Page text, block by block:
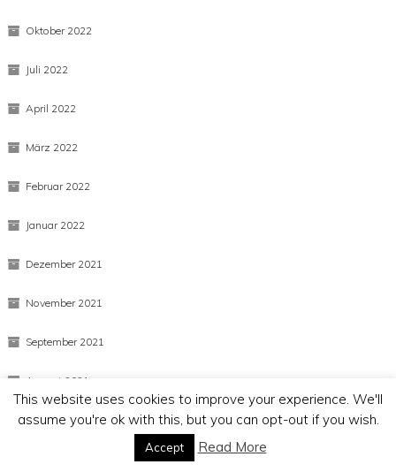
Oktober 2022
Juli 2022
April 2022
März 2022
Februar 2022
Januar 2022
Dezember 2021
November 2021
September 2021
August 2021
Juli 2021
This website uses cookies to improve your experience. We'll
assume you're ok with this, but you can opt-out if you wish.
Accept Read More